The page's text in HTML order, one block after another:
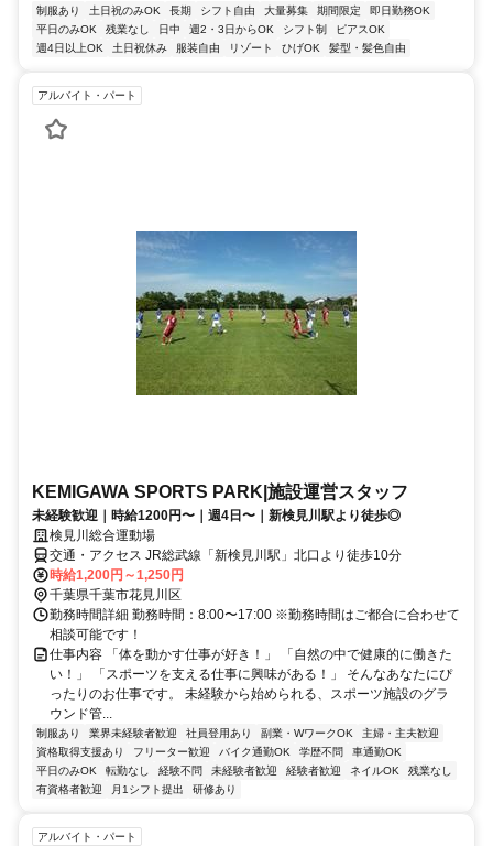
制服あり 土日祝のみOK 長期 シフト自由 大量募集 期間限定
即日勤務OK
平日のみOK
残業なし 日中 週2・3日からOK シフト制
ピアスOK
週4日以上OK
土日祝休み 服装自由 リゾート ひげOK 髪型・髪色自由
アルバイト・パート
KEMIGAWA SPORTS PARK|施設運営スタッフ
未経験歓迎｜時給1200円〜｜週4日〜｜新検見川駅より徒歩◎
検見川総合運動場
交通・アクセス JR総武線「新検見川駅」北口より徒歩10分
時給1,200円～1,250円
千葉県千葉市花見川区
勤務時間詳細 勤務時間：8:00〜17:00 ※勤務時間はご都合に合わせて
相談可能です！
仕事内容 「体を動かす仕事が好き！」 「自然の中で健康的に働きた
い！」 「スポーツを支える仕事に興味がある！」 そんなあなたにぴ
ったりのお仕事です。 未経験から始められる、スポーツ施設のグラ
ウンド管...
制服あり 業界未経験者歓迎 社員登用あり 副業・WワークOK
主婦・主夫歓迎
資格取得支援あり
フリーター歓迎 バイク通勤OK 学歴不問
車通勤OK
平日のみOK
転勤なし 経験不問 未経験者歓迎 経験者歓迎 ネイルOK
残業なし
有資格者歓迎
月1シフト提出 研修あり
アルバイト・パート